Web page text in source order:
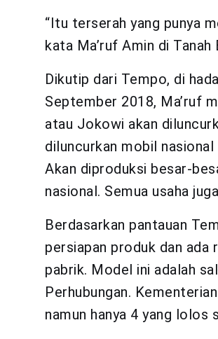
“Itu terserah yang punya
kata Ma’ruf Amin di
Dikutip dari Tempo, di
September 2018, Ma’ruf
atau Jokowi akan
diluncurkan mobil
Akan diproduksi besar-
nasional. Semua usaha
Berdasarkan pantauan
persiapan produk dan ada
pabrik. Model ini adalah
Perhubungan.
namun hanya 4 yang lolos